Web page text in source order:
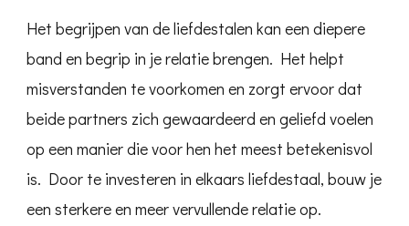
Het begrijpen van de liefdestalen kan een diepere
band en begrip in je relatie brengen. Het helpt
misverstanden te voorkomen en zorgt ervoor dat
beide partners zich gewaardeerd en geliefd voelen
op een manier die voor hen het meest betekenisvol
is. Door te investeren in elkaars liefdestaal, bouw je
een sterkere en meer vervullende relatie op.